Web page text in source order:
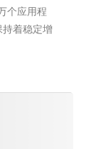
个应用程
着稳定增